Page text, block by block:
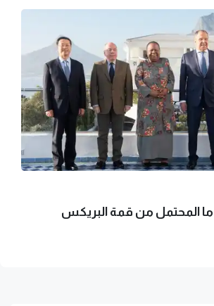
المحتمل من قمة البريكس